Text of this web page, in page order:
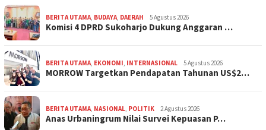
BERITA UTAMA, BUDAYA, DAERAH 5 Agustus 2026
Komisi 4 DPRD Sukoharjo Dukung Anggaran …
BERITA UTAMA, EKONOMI, INTERNASIONAL 5 Agustus 2026
MORROW Targetkan Pendapatan Tahunan US$2…
BERITA UTAMA, NASIONAL, POLITIK 2 Agustus 2026
Anas Urbaningrum Nilai Survei Kepuasan P…